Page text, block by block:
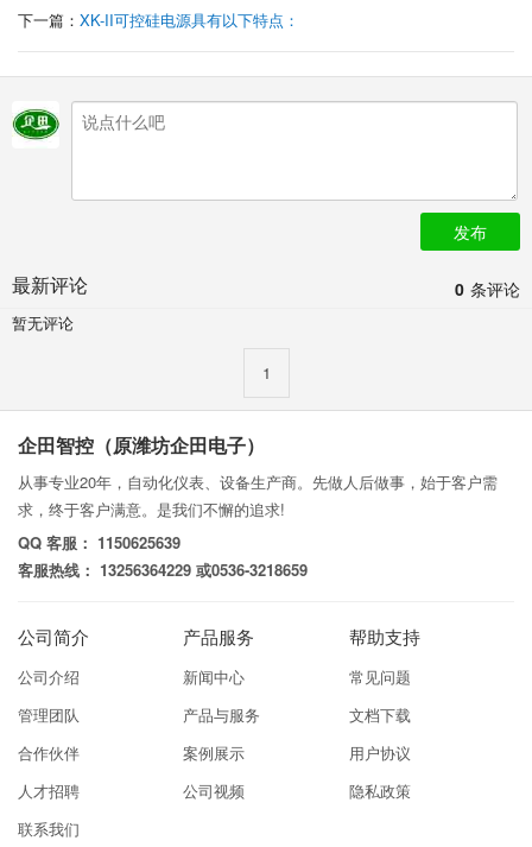
下一篇： XK-II可控硅电源具有以下特点：
发布
0 条评论
最新评论
暂无评论
1
企田智控（原潍坊企田电子）
从事专业20年，自动化仪表、设备生产商。先做人后做事，始于客户需
求，终于客户满意。是我们不懈的追求!
QQ 客服： 1150625639
客服热线： 13256364229 或0536-3218659
公司简介
公司介绍
管理团队
合作伙伴
人才招聘
联系我们
产品服务
新闻中心
产品与服务
案例展示
公司视频
帮助支持
常见问题
文档下载
用户协议
隐私政策